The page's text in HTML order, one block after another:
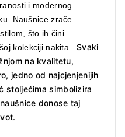
i modernog
Naušnice zrače
što ih čini
kolekciji nakita. Svaki
na kvalitetu,
jedno od najcjenjenijih
stoljećima simbolizira
donose taj